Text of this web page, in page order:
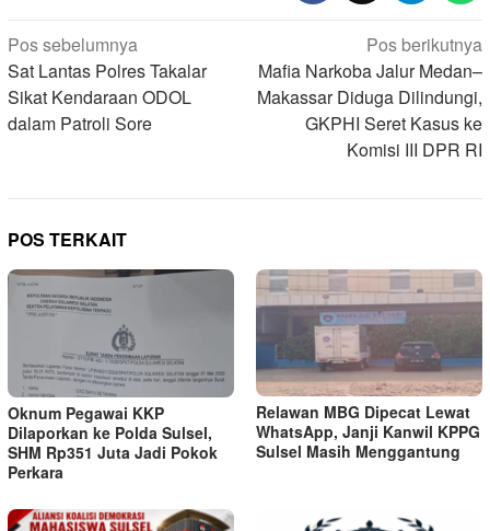
Navigasi
pos
Pos sebelumnya
Sat Lantas Polres Takalar
Sikat Kendaraan ODOL
dalam Patroli Sore
Pos berikutnya
Mafia Narkoba Jalur Medan–
Makassar Diduga Dilindungi,
GKPHI Seret Kasus ke
Komisi III DPR RI
POS TERKAIT
Oknum Pegawai KKP
Dilaporkan ke Polda Sulsel,
SHM Rp351 Juta Jadi Pokok
Perkara
Relawan MBG Dipecat Lewat
WhatsApp, Janji Kanwil KPPG
Sulsel Masih Menggantung